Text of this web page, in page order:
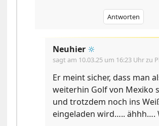
Antworten
Neuhier 🔆
sagt am 10.03.25 um 16:23 Uhrzu
Er meint sicher, dass man
weiterhin Golf von Mexiko
und trotzdem noch ins
eingeladen wird….. ähhh….